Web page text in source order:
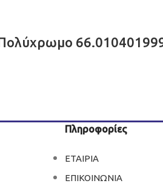
Πολύχρωμο
Πληροφορίες
ΕΤΑΙΡΙΑ
ΕΠΙΚΟΙΝΩΝΙΑ